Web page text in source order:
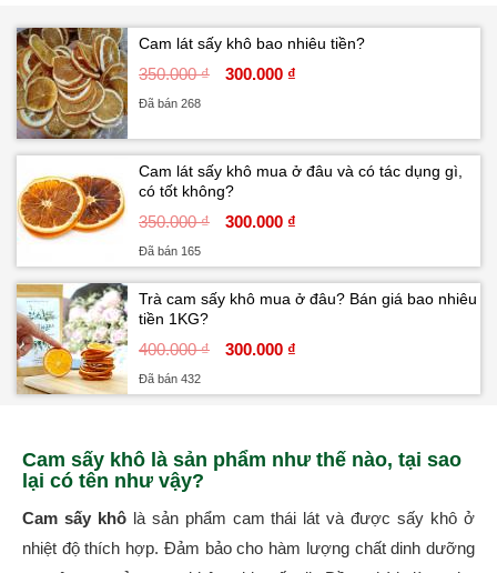
Cam lát sấy khô bao nhiêu tiền?
350.000 ₫ 300.000 ₫
Đã bán 268
Cam lát sấy khô mua ở đâu và có tác dụng gì,
có tốt không?
350.000 ₫ 300.000 ₫
Đã bán 165
Trà cam sấy khô mua ở đâu? Bán giá bao nhiêu
tiền 1KG?
400.000 ₫ 300.000 ₫
Đã bán 432
Cam sấy khô là sản phẩm như thế nào, tại sao
lại có tên như vậy?
Cam sấy khôlà sản phẩm cam thái lát và được sấy khô ở
nhiệt độ thích hợp. Đảm bảo cho hàm lượng chất dinh dưỡng